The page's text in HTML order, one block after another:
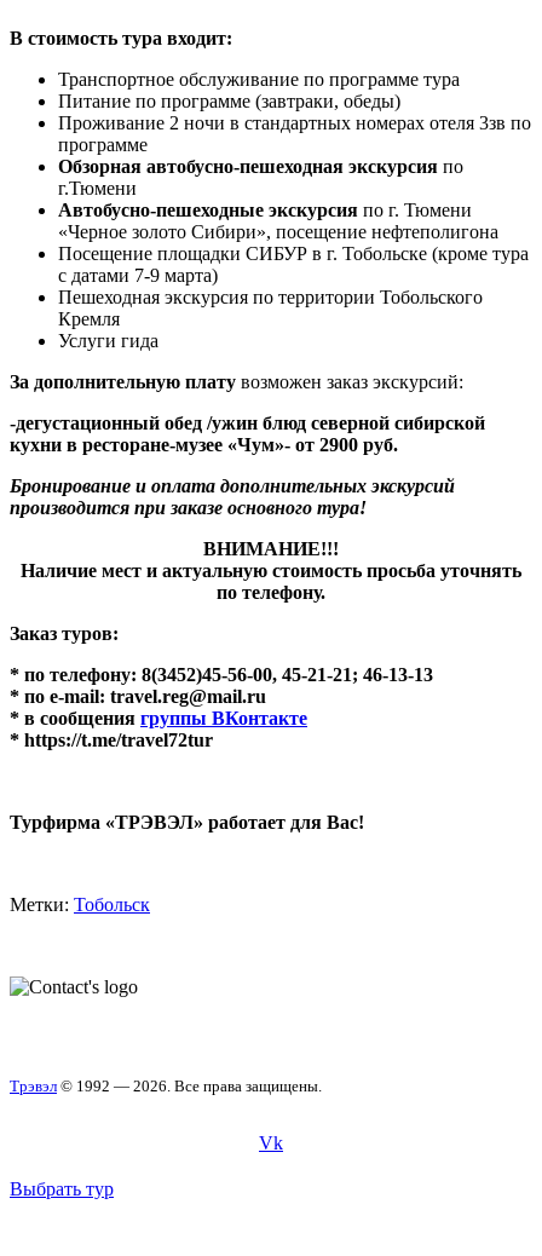
В стоимость тура входит:
Транспортное обслуживание по программе тура
Питание по программе (завтраки, обеды)
Проживание 2 ночи в стандартных номерах отеля 3зв по
программе
Обзорная автобусно-пешеходная экскурсия по
г.Тюмени
Автобусно-пешеходные экскурсия по г. Тюмени
«Черное золото Сибири», посещение нефтеполигона
Посещение площадки СИБУР в г. Тобольске (кроме тура
с датами 7-9 марта)
Пешеходная экскурсия по территории Тобольского
Кремля
Услуги гида
За дополнительную плату возможен заказ экскурсий:
-дегустационный обед /ужин блюд северной сибирской
кухни в ресторане-музее «Чум»- от 2900 руб.
Бронирование и оплата дополнительных экскурсий
производится при заказе основного тура!
ВНИМАНИЕ!!!
Наличие мест и актуальную стоимость просьба уточнять
по телефону.
Заказ туров:
* по телефону: 8(3452)45-56-00, 45-21-21; 46-13-13
* по e-mail: travel.reg@mail.ru
* в сообщения группы ВКонтакте
* https://t.me/travel72tur
Турфирма «ТРЭВЭЛ» работает для Вас!
Метки: Тобольск
Трэвэл © 1992 — 2026. Все права защищены.
Vk
Выбрать тур